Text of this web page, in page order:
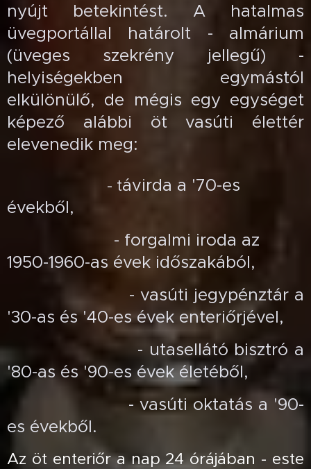
nyújt betekintést. A hatalmas
üvegportállal határolt - almárium
(üveges szekrény jellegű) -
helyiségekben egymástól
elkülönülő, de mégis egy egységet
képező alábbi öt vasúti élettér
elevenedik meg:
- távirda a '70-es
évekből,
- forgalmi iroda az
1950-1960-as évek időszakából,
- vasúti jegypénztár a
'30-as és '40-es évek enteriőrjével,
- utasellátó bisztró a
'80-as és '90-es évek életéből,
- vasúti oktatás a '90-
es évekből.
Az öt enteriőr a nap 24 órájában - este